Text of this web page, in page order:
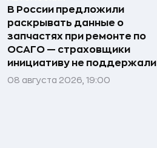
В России предложили
раскрывать данные о
запчастях при ремонте по
ОСАГО — страховщики
инициативу не поддержали
08 августа 2026, 19:00